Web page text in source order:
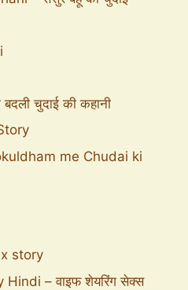
चुदाई की कहानी
me Chudai ki
story
– वाइफ शेयरिंग सेक्स